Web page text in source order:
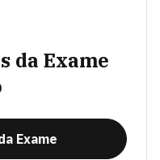
da Exame
Exame